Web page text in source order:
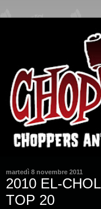
martedì 8 novembre 2011
2010 EL-
TOP 20